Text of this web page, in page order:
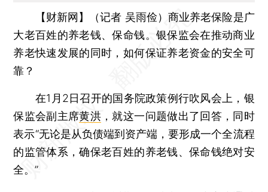
【财新网】（记者 吴雨俭） 商业养老保险是广
大老百姓的养老钱、保命钱。银保监会在推动商业
养老快速发展的同时，如何保证养老资金的安全可
靠？
在1月2日召开的国务院政策例行吹风会上，银
保监会副主席黄洪 ，就这一问题做出了回答，同时
表示“无论是从负债端到资产端，要形成一个全流程
的监管体系，确保老百姓的养老钱、保命钱绝对安
全。”